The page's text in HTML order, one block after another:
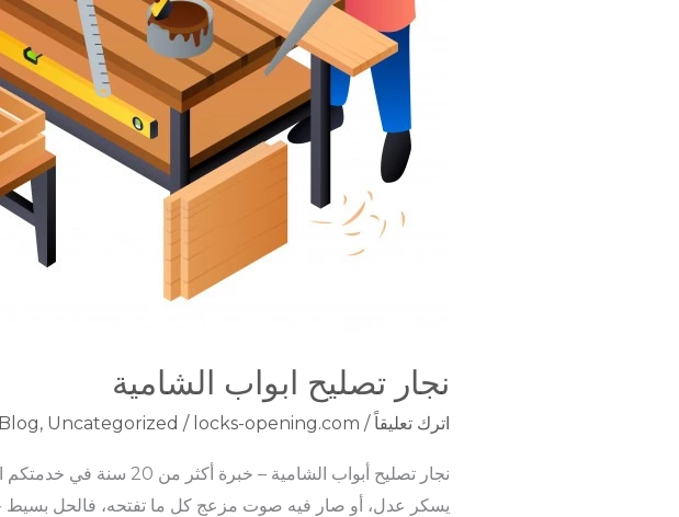
نجار تصليح ابواب الشامية
اترك تعليقاً /
Blog, Uncategorized / locks-opening.com
يسكر عدل، أو صار فيه صوت مزعج كل ما تفتحه، فالحل بسيط